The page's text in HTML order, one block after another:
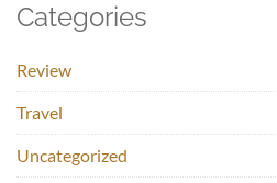
Categories
Review
Travel
Uncategorized